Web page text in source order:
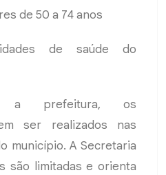
de 50 a 74 anos
de saúde do
a prefeitura, os
ser realizados nas
município. A Secretaria
são limitadas e orienta